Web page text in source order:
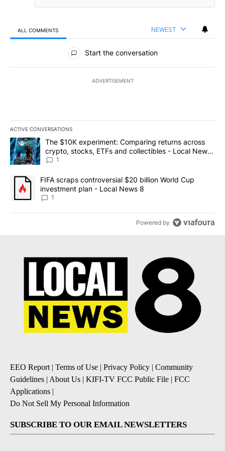
ALL COMMENTS NEWEST
All Comments
Start the conversation
ADVERTISEMENT
ACTIVE CONVERSATIONS
The following is a list of the most commented articles in the last
A trending article titled "The $10K experiment: Comparing
The $10K experiment: Comparing returns across
crypto, stocks, ETFs and collectibles - Local News
8
1
A trending article titled "FIFA scraps controversial $20 billion
FIFA scraps controversial $20 billion World Cup
investment plan - Local News 8
1
Powered by
EEO Report| Terms of Use | Privacy Policy | Community
Guidelines | About Us | KIFI-TV FCC Public File | FCC
Applications |
Do Not Sell My Personal Information
SUBSCRIBE TO OUR EMAIL NEWSLETTERS